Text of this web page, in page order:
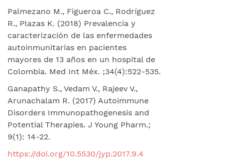
Palmezano M., Figueroa C., Rodríguez
R., Plazas K. (2018) Prevalencia y
caracterización de las enfermedades
autoinmunitarias en pacientes
mayores de 13 años en un hospital de
Colombia. Med Int Méx. ;34(4):522-535.
Ganapathy S., Vedam V., Rajeev V.,
Arunachalam R. (2017) Autoimmune
Disorders Immunopathogenesis and
Potential Therapies. J Young Pharm.;
9(1): 14-22.
https://doi.org/10.5530/jyp.2017.9.4